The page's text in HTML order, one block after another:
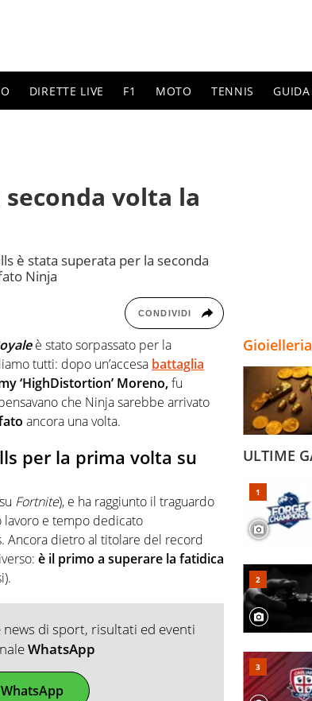
DIRETTE LIVE F1 MOTO TENNIS
volta la
è stata superata per la seconda
Ninja
CONDIVIDI
è stato sorpassato per la
tutti: dopo un’accesa battaglia
‘HighDistortion’ Moreno,fu
che Ninja sarebbe arrivato
ancora una volta.
per la prima volta su
Fortnite), e ha raggiunto il traguardo
lavoro e tempo dedicato
Ancora dietro al titolare del record
è il primo a superare la fatidica
di sport, risultati ed eventi
WhatsApp
ULTIME